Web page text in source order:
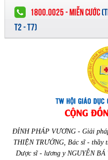
1800.0025 - MIỄN CƯỚC(
T2 - T7)
ĐỈNH PHÁP VƯƠNG - Giải
THIỆN TRƯỞNG, Bác sĩ - thầy
Dược sĩ - lương y NGUYỄN